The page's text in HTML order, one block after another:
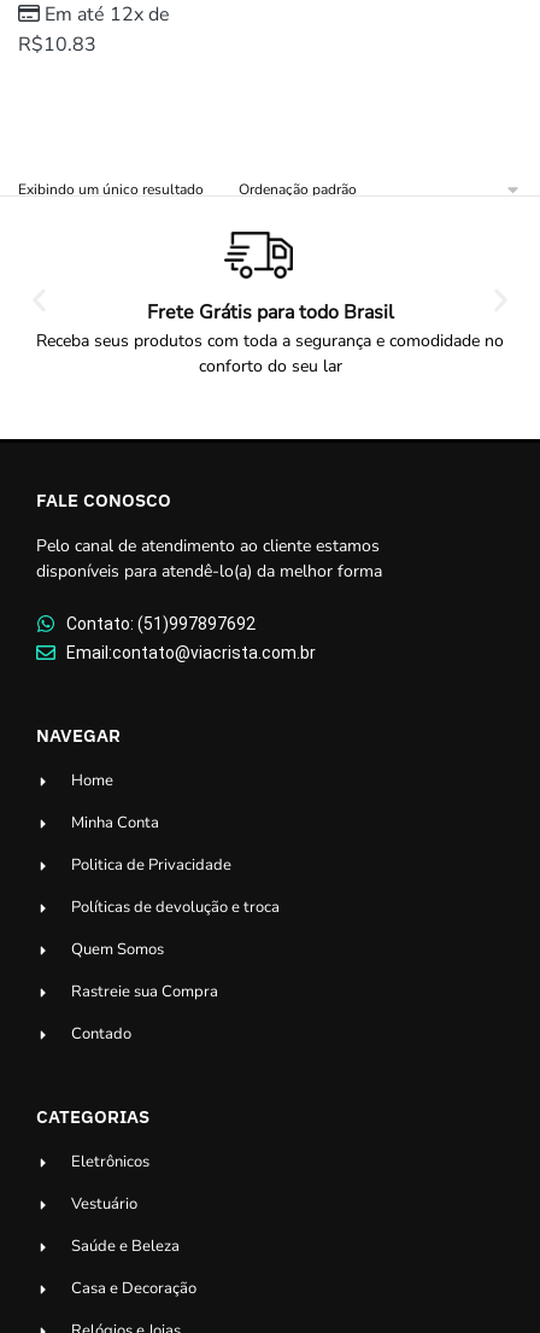
Em até 12x de
R$10.83
Exibindo um único resultado
Frete Grátis para todo Brasil
Receba seus produtos com toda a segurança e comodidade no
conforto do seu lar
FALE CONOSCO
Pelo canal de atendimento ao cliente estamos
disponíveis para atendê-lo(a) da melhor forma
Contato: (51)997897692
Email:contato@viacrista.com.br
NAVEGAR
Home
Minha Conta
Politica de Privacidade
Políticas de devolução e troca
Quem Somos
Rastreie sua Compra
Contado
CATEGORIAS
Eletrônicos
Vestuário
Saúde e Beleza
Casa e Decoração